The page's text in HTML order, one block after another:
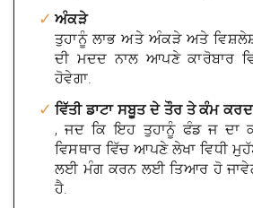
ਅੰਕੜੇ
ਤੁਹਾਨੂੰ ਲਾਭ ਅਤੇ ਅੰਕੜੇ ਅਤੇ
ਦੀ ਮਦਦ ਨਾਲ ਆਪਣੇ ਕਾਰੋਬਾਰ
ਹੋਵੇਗਾ.
ਵਿੱਤੀ ਡਾਟਾ ਸਬੂਤ ਦੇ ਤੌਰ ਤੇ ਕੰਮ
, ਜਦ ਕਿ ਇਹ ਤੁਹਾਨੂੰ ਫੰਡ ਜ ਦਾ
ਵਿਸਥਾਰ ਵਿੱਚ ਆਪਣੇ ਲੇਖਾ ਵਿਧੀ
ਲਈ ਮੰਗ ਕਰਨ ਲਈ ਤਿਆਰ ਹੋ
ਹੈ.